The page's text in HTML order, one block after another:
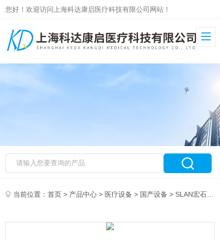
您好！欢迎访问上海科达康启医疗科技有限公司网站！
当前位置：首页 > 产品中心 > 医疗设备 > 国产设备 > SLAN宏石全自动医用PCR分析系统